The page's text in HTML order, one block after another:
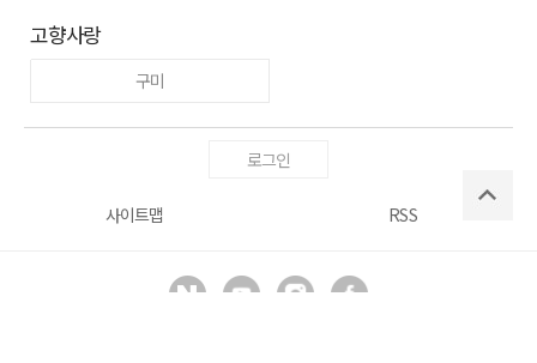
고향사랑
구미
로그인
사이트맵 RSS